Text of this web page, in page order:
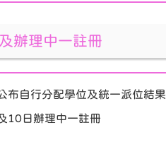
辦理中一註冊
布自行分配學位及統一派位結果
10日辦理中一註冊